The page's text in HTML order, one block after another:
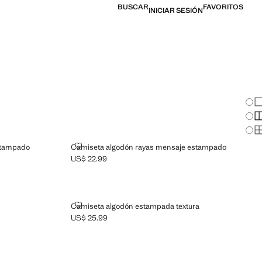
BUSCARINICIAR SESIÓNFAVORITOS
ESTAMPADO Camiseta algodón rayas mensaje estampado
CAMISETA ALGODÓN RAYAS MENSAJE ESTAMPADO
Precio actual [US$ 22.99 ]
US$ 22.99
Camiseta algodón estampada textura
CAMISETA ALGODÓN ESTAMPADA TEXTURA
Precio actual [US$ 25.99 ]
US$ 25.99